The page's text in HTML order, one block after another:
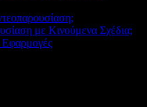
με Κινούμενα Σχέδια;